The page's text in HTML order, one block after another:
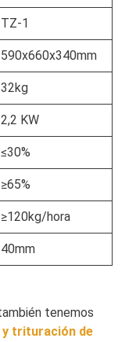
TZ-1
590x660x340mm
32kg
2,2 KW
≤30%
≥65%
≥120kg/hora
40mm
tenemos
y trituración de